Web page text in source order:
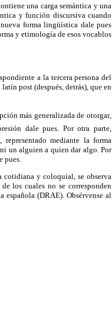
una carga semántica y una
y función discursiva cuando
forma lingüística dale pues
y etimología de esos vocablos
a la tercera persona del
post (después, detrás), que en
más generalizada de otorgar,
dale pues. Por otra parte,
mediante la forma
un alguien a quien dar algo. Por
pues.
cotidiana y coloquial, se observa
los cuales no se corresponden
española (DRAE). Obsérvense al